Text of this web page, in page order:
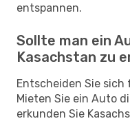
entspannen.
Sollte man ein
Kasachstan zu
Entscheiden Sie
Mieten Sie ein Auto
erkunden Sie